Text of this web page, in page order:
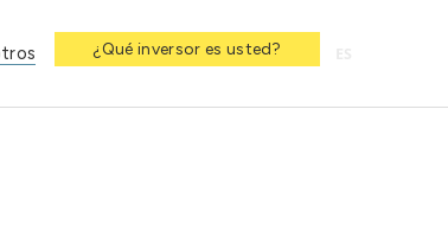
¿Qué inversor es usted?